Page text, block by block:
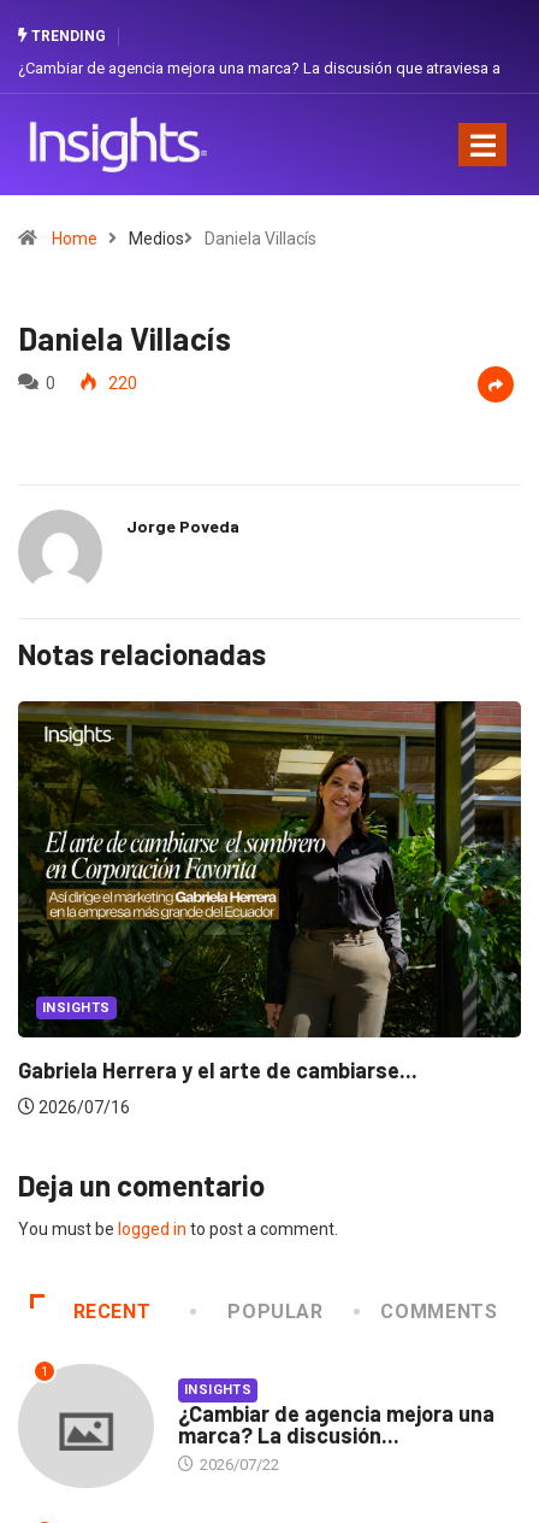
TRENDING
de agencia mejora una marca? La discusión que atraviesa a
Home Medios Daniela Villacís
Daniela Villacís
0 220
Jorge Poveda
Notas relacionadas
INSIGHTS
Gabriela Herrera y el arte de cambiarse...
2026/07/16
Deja un comentario
You must be logged in to post a comment.
RECENT POPULAR COMMENTS
1
INSIGHTS
¿Cambiar de agencia mejora una
marca? La discusión...
2026/07/22